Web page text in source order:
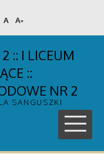
A A+
:: I LICEUM
::
NR 2
SANGUSZKI